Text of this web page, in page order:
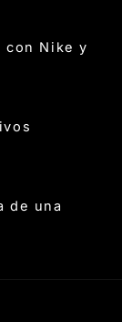
con Nike y
de una